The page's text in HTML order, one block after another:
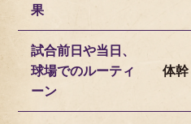
果
試合前日や当日、
球場でのルーティ
ーン
体